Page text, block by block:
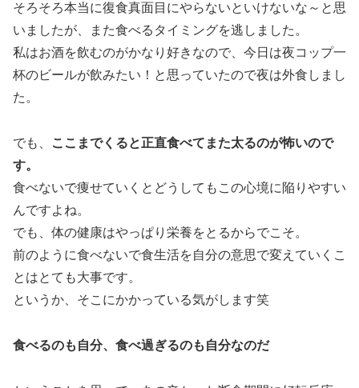
そろそろ本当に復食真面目にやらないといけないな～と思
いましたが、また食べるタイミングを逃しました。
私はお酒を飲むのがかなり好きなので、今日は夜コップ一
杯のビールが飲みたい！と思っていたので夜は外食しまし
た。
でも、
ここまでくると正直食べてまた太るのが怖いので
す。
食べないで痩せていくとどうしてもこの心境に陥りやすい
んですよね。
でも、体の健康はやっぱり栄養をとるからでこそ。
前のように食べないで食生活を自分の意思で変えていくこ
とはとても大事です。
というか、そこにかかっている気がします笑
食べるのも自分、食べ過ぎるのも自分なのだ